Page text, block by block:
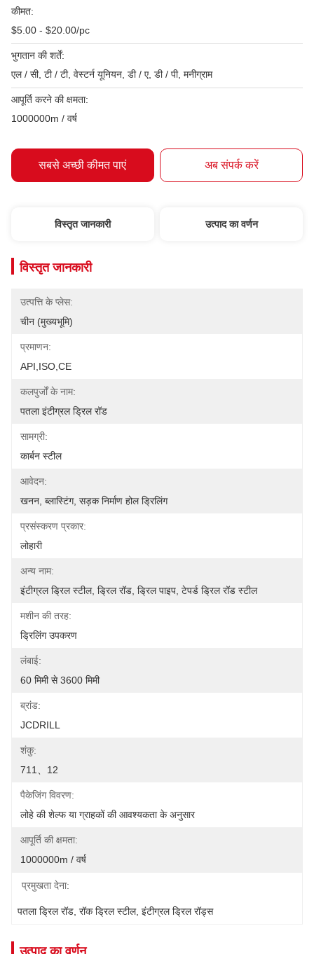
कीमत:
$5.00 - $20.00/pc
भुगतान की शर्तें:
एल / सी, टी / टी, वेस्टर्न यूनियन, डी / ए, डी / पी, मनीग्राम
आपूर्ति करने की क्षमता:
1000000m / वर्ष
सबसे अच्छी कीमत पाएं अब संपर्क करें
विस्तृत जानकारी उत्पाद का वर्णन
विस्तृत जानकारी
उत्पत्ति के प्लेस:
चीन (मुख्यभूमि)
प्रमाणन:
API,ISO,CE
कलपुर्जों के नाम:
पतला इंटीग्रल ड्रिल रॉड
सामग्री:
कार्बन स्टील
आवेदन:
खनन, ब्लास्टिंग, सड़क निर्माण होल ड्रिलिंग
प्रसंस्करण प्रकार:
लोहारी
अन्य नाम:
इंटीग्रल ड्रिल स्टील, ड्रिल रॉड, ड्रिल पाइप, टेपर्ड ड्रिल रॉड स्टील
मशीन की तरह:
ड्रिलिंग उपकरण
लंबाई:
60 मिमी से 3600 मिमी
ब्रांड:
JCDRILL
शंकु:
711、12
पैकेजिंग विवरण:
लोहे की शेल्फ या ग्राहकों की आवश्यकता के अनुसार
आपूर्ति की क्षमता:
1000000m / वर्ष
प्रमुखता देना:
पतला ड्रिल रॉड रॉक ड्रिल स्टील, इंटीग्रल ड्रिल रॉड्स
उत्पाद का वर्णन